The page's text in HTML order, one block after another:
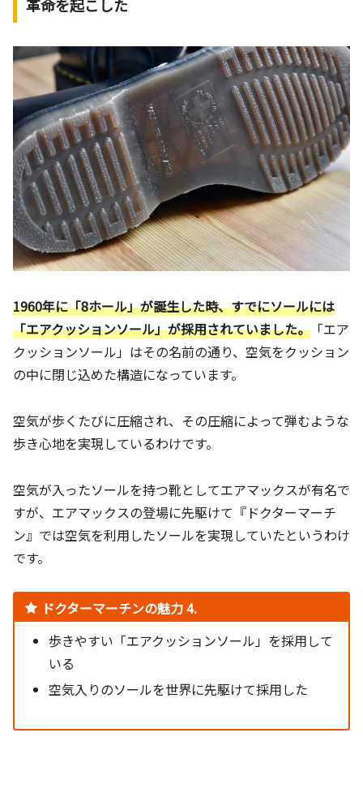
革命を起こした
1960年に「8ホール」が誕生した時、すでにソールには
「エアクッションソール」が採用されていました。 「エア
クッションソール」はその名前の通り、空気をクッション
の中に閉じ込めた構造になっています。
空気が歩くたびに圧縮され、その圧縮によって弾むような
歩き心地を実現しているわけです。
空気が入ったソールを持つ靴としてエアマックスが有名で
すが、エアマックスの登場に先駆けて『ドクターマーチ
ン』では空気を利用したソールを実現していたというわけ
です。
ドクターマーチンの魅力 4.
歩きやすい「エアクッションソール」を採用して
いる
空気入りのソールを世界に先駆けて採用した